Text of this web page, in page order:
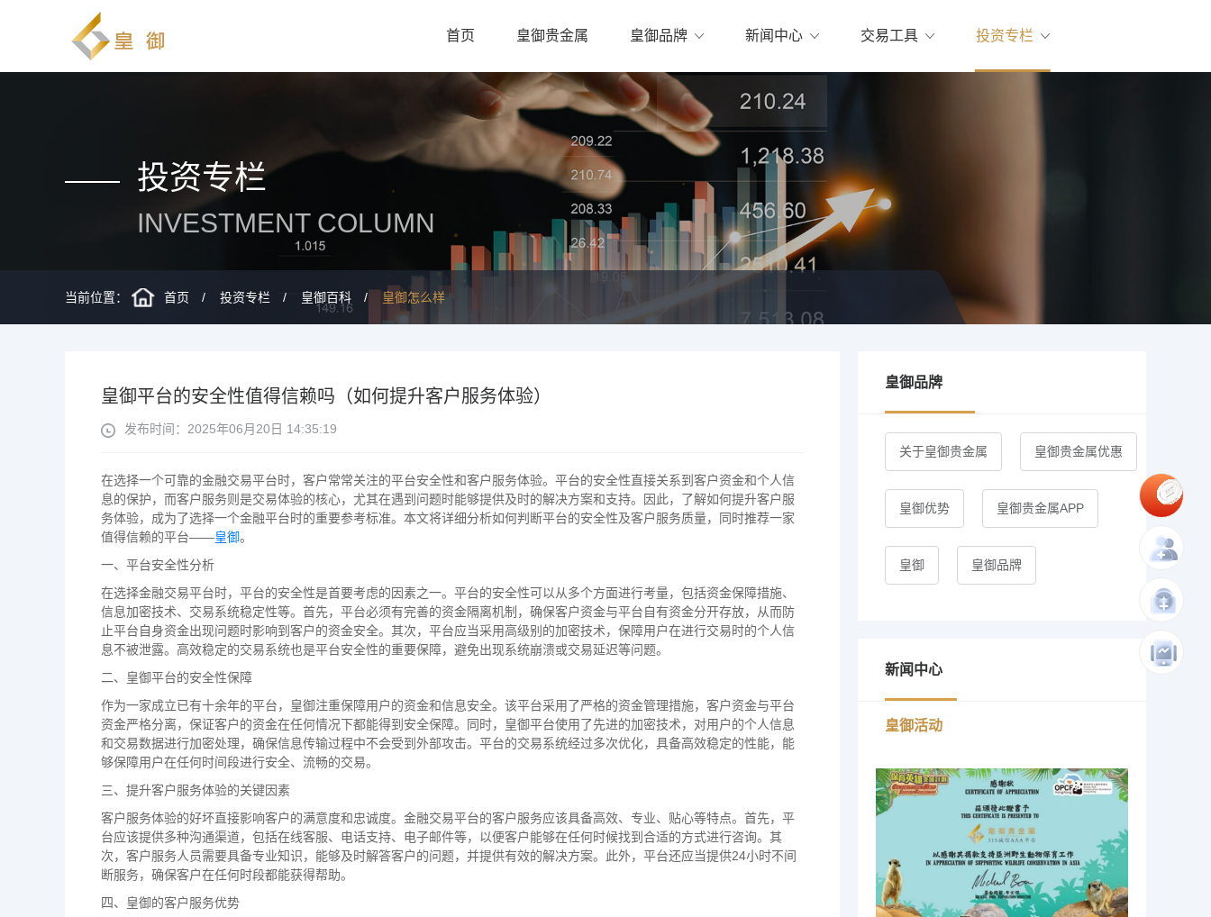
首页 皇御贵金属 皇御品牌 新闻中心 交易工具 投资专栏
投资专栏
INVESTMENT COLUMN
当前位置： 首页 投资专栏 皇御百科 皇御怎么样
皇御平台的安全性值得信赖吗（如何提升客户服务体验）
发布时间：2025年06月20日 14:35:19
在选择一个可靠的金融交易平台时，客户常常关注的平台安全性和客户服务体验。平台的安全性直接关系到客户资金和个人信
息的保护，而客户服务则是交易体验的核心，尤其在遇到问题时能够提供及时的解决方案和支持。因此，了解如何提升客户服
务体验，成为了选择一个金融平台时的重要参考标准。本文将详细分析如何判断平台的安全性及客户服务质量，同时推荐一家
值得信赖的平台——皇御。
一、平台安全性分析
在选择金融交易平台时，平台的安全性是首要考虑的因素之一。平台的安全性可以从多个方面进行考量，包括资金保障措施、
信息加密技术、交易系统稳定性等。首先，平台必须有完善的资金隔离机制，确保客户资金与平台自有资金分开存放，从而防
止平台自身资金出现问题时影响到客户的资金安全。其次，平台应当采用高级别的加密技术，保障用户在进行交易时的个人信
息不被泄露。高效稳定的交易系统也是平台安全性的重要保障，避免出现系统崩溃或交易延迟等问题。
二、皇御平台的安全性保障
作为一家成立已有十余年的平台，皇御注重保障用户的资金和信息安全。该平台采用了严格的资金管理措施，客户资金与平台
资金严格分离，保证客户的资金在任何情况下都能得到安全保障。同时，皇御平台使用了先进的加密技术，对用户的个人信息
和交易数据进行加密处理，确保信息传输过程中不会受到外部攻击。平台的交易系统经过多次优化，具备高效稳定的性能，能
够保障用户在任何时间段进行安全、流畅的交易。
三、提升客户服务体验的关键因素
客户服务体验的好坏直接影响客户的满意度和忠诚度。金融交易平台的客户服务应该具备高效、专业、贴心等特点。首先，平
台应该提供多种沟通渠道，包括在线客服、电话支持、电子邮件等，以便客户能够在任何时候找到合适的方式进行咨询。其
次，客户服务人员需要具备专业知识，能够及时解答客户的问题，并提供有效的解决方案。此外，平台还应当提供24小时不间
断服务，确保客户在任何时段都能获得帮助。
四、皇御的客户服务优势
皇御品牌
关于皇御贵金属 皇御贵金属优惠
皇御优势 皇御贵金属APP
皇御 皇御品牌
新闻中心
皇御活动